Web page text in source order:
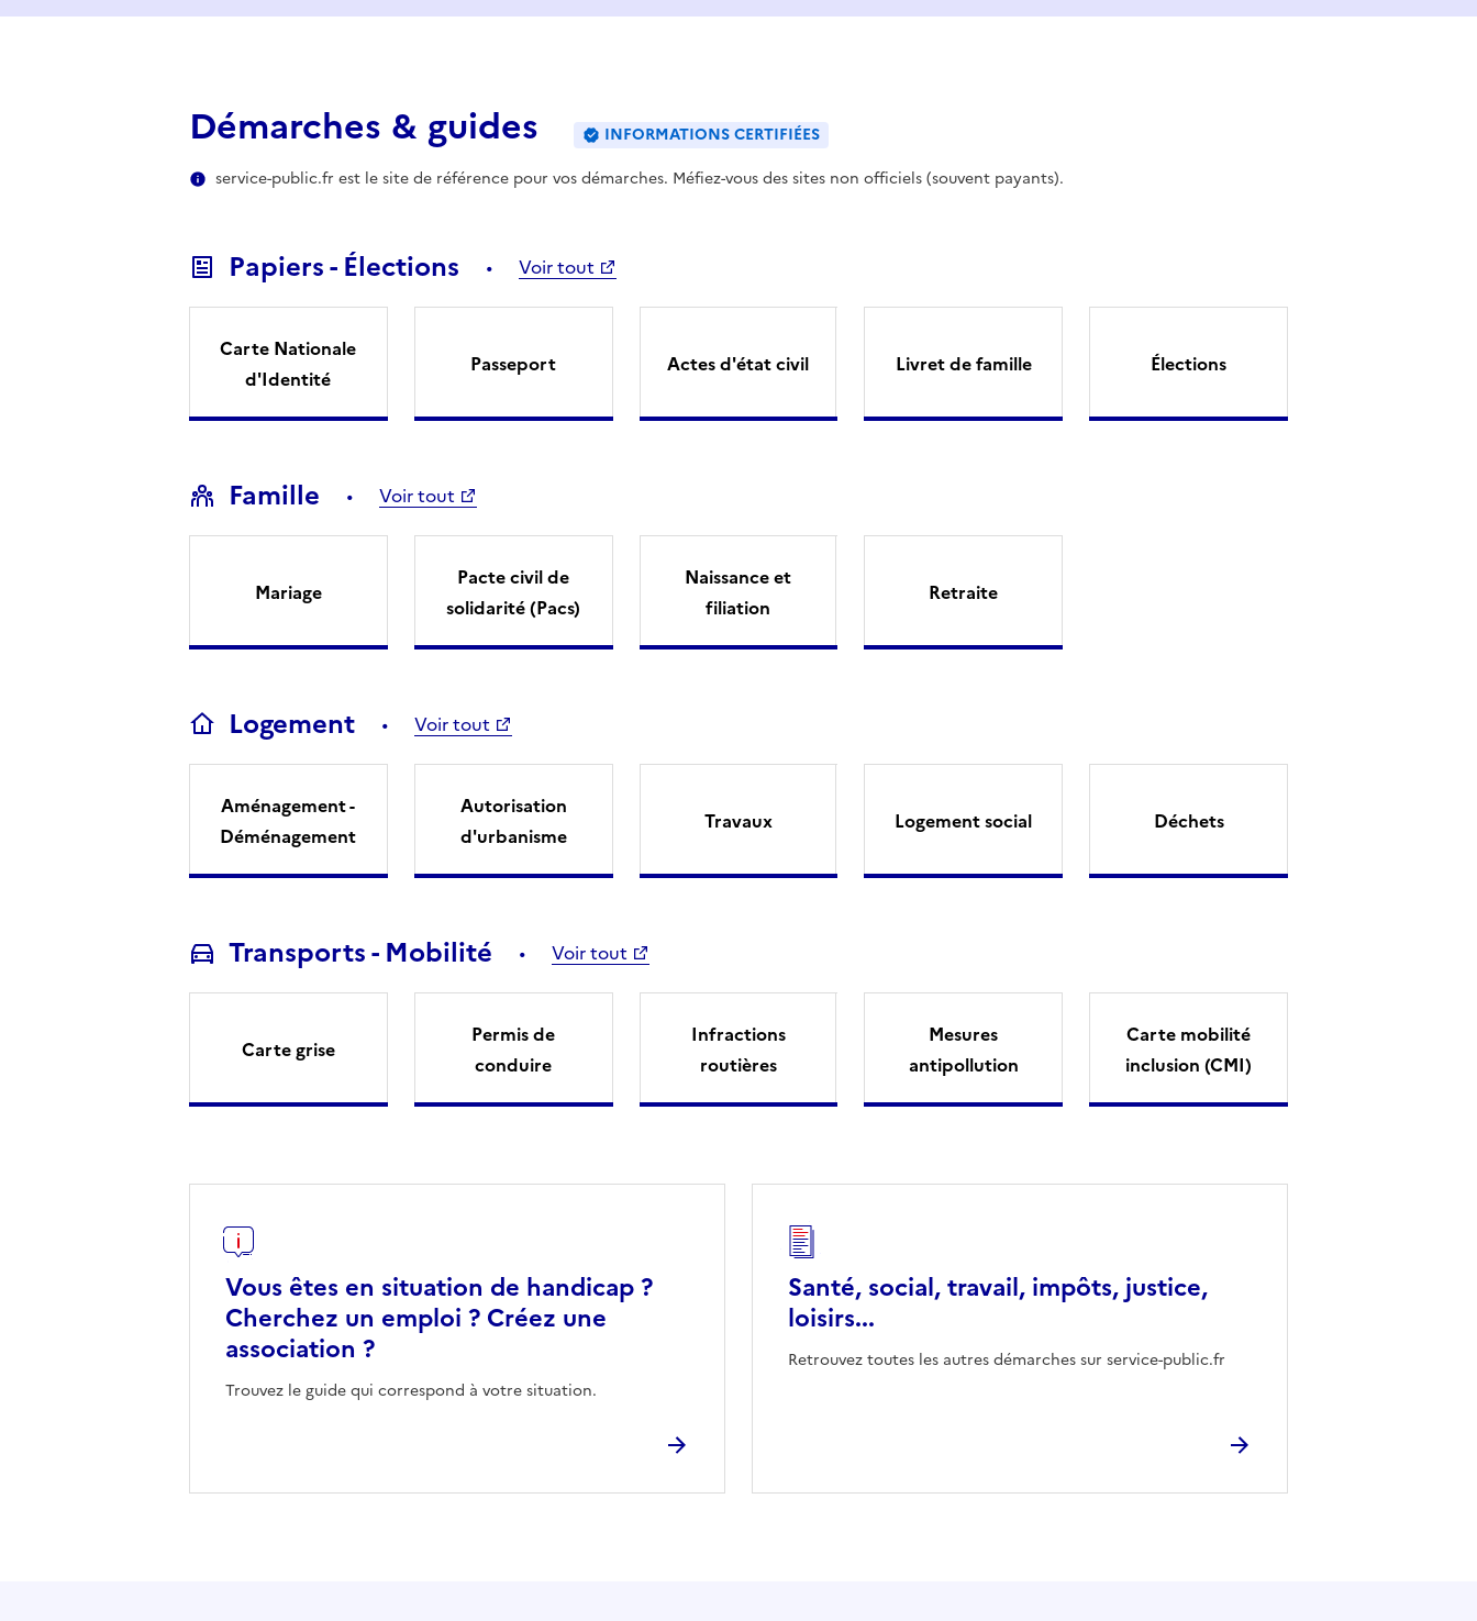
Démarches & guides
INFORMATIONS CERTIFIÉES
service-public.fr est le site de référence pour vos démarches. Méfiez-vous des sites non officiels (souvent payants).
Papiers - Élections Voir tout
Carte Nationale
d'Identité
Passeport Actes d'état civil Livret de famille Élections
Famille Voir tout
Mariage
Pacte civil de
solidarité (Pacs)
Naissance et
filiation
Retraite
Logement Voir tout
Aménagement -
Déménagement
Autorisation
d'urbanisme
Travaux Logement social Déchets
Transports - Mobilité Voir tout
Carte grise
Permis de
conduire
Infractions
routières
Mesures
antipollution
Carte mobilité
inclusion (CMI)
Vous êtes en situation de handicap ?
Cherchez un emploi ? Créez une
association ?
Trouvez le guide qui correspond à votre situation.
Santé, social, travail, impôts, justice,
loisirs...
Retrouvez toutes les autres démarches sur service-public.fr